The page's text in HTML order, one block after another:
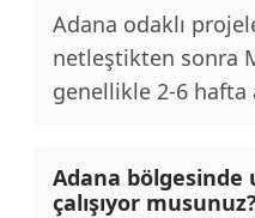
Adana odaklı
netleştikten sonra
genellikle 2-6 hafta
Adana bölgesinde
çalışıyor musunuz?